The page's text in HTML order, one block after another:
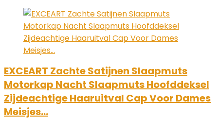
EXCEART Zachte Satijnen Slaapmuts
Motorkap Nacht Slaapmuts Hoofddeksel
Zijdeachtige Haaruitval Cap Voor Dames
Meisjes…